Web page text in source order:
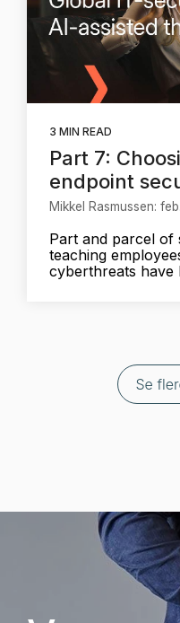
3 MIN READ
Part 7:
endpoint
Mikkel Rasmussen:
Part and parcel of
teaching
cyberthreats have